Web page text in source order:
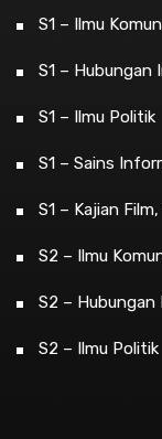
S1 – Ilmu
S1 – Hubungan
S1 – Ilmu Politik
S1 – Sains
S1 – Kajian
S2 – Ilmu
S2 –
S2 – Ilmu Politik